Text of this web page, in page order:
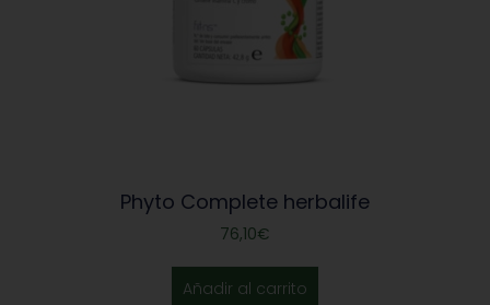
Phyto Complete herbalife
76,10€
Añadir al carrito